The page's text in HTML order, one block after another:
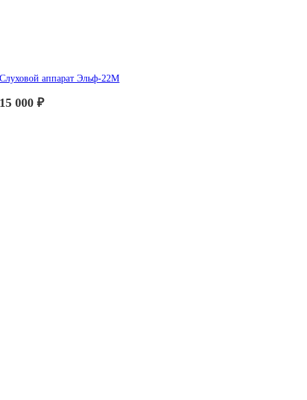
Слуховой аппарат Эльф-22М
15 000₽